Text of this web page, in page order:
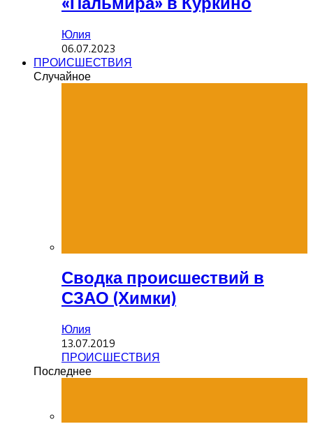
Юлия
06.07.2023
ПРОИСШЕСТВИЯ
Случайное
Сводка происшествий в
СЗАО (Химки)
Юлия
13.07.2019
ПРОИСШЕСТВИЯ
Последнее